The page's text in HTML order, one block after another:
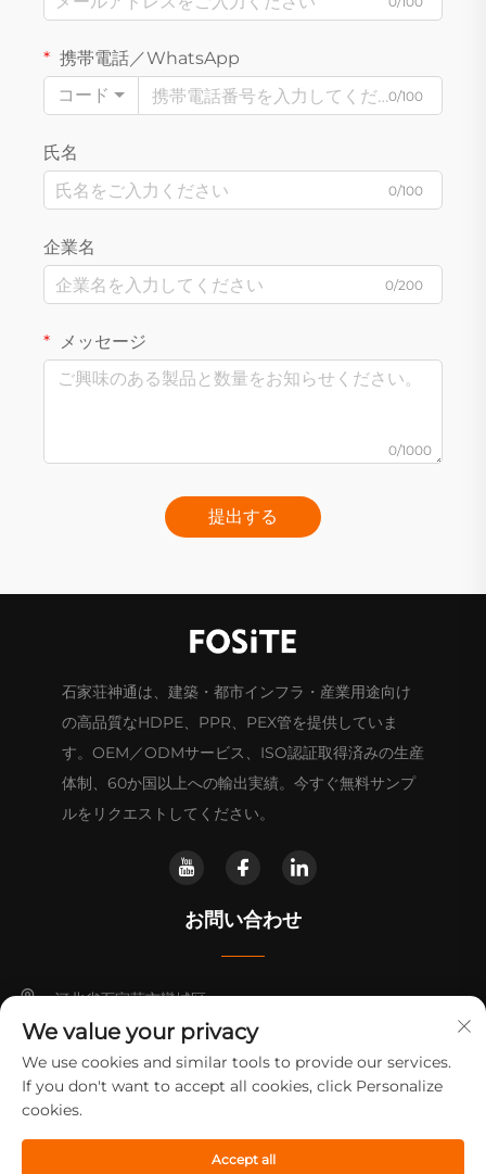
携帯電話／WhatsApp
コード
0/100
氏名
0/100
企業名
0/200
メッセージ
0/1000
提出する
石家荘神通は、建築・都市インフラ・産業用途向け
の高品質なHDPE、PPR、PEX管を提供していま
す。OEM／ODMサービス、ISO認証取得済みの生産
体制、60か国以上への輸出実績。今すぐ無料サンプ
ルをリクエストしてください。
お問い合わせ
河北省石家荘市欒城区
+86-14730301370
[email protected]
著作権 © 2025 石家荘神通プラスチック工業有限公司
We value your privacy
We use cookies and similar tools to provide our services.
If you don't want to accept all cookies, click Personalize
cookies.
Accept all